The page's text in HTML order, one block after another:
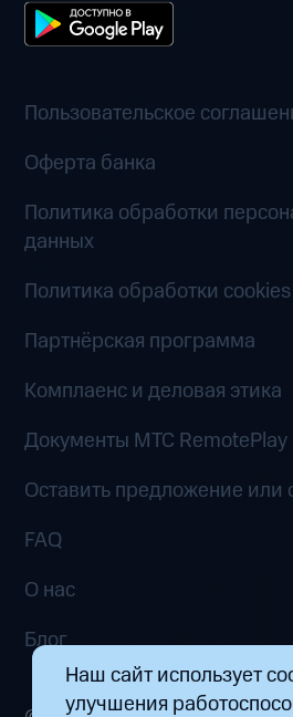
Наш сайт использует
улучшения
Пользовательское
Оферта банка
Политика обработки
данных
Политика обработки cookies
Партнёрская программа
Комплаенс и деловая этика
Документы MTC RemotePlay
Оставить предложение или
FAQ
О нас
Блог